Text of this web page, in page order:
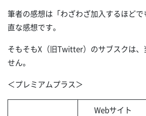
筆者の感想は「わざわざ加入するほど
直な感想です。
そもそもX（旧Twitter）のサブスクは、
せん。
＜プレミアムプラス＞
Webサイト